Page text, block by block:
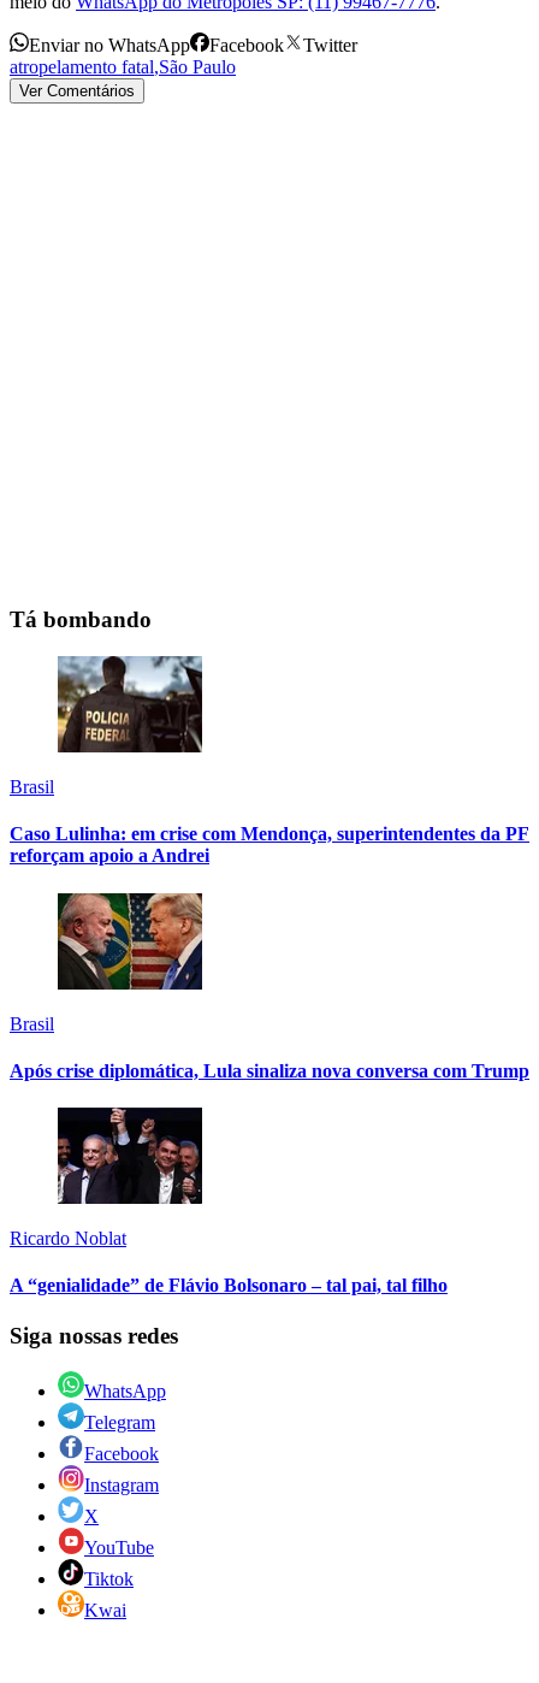
Enviar no WhatsApp Facebook
Twitter
atropelamento fatal,São Paulo
Ver Comentários
Tá bombando
Brasil
Caso Lulinha: em crise com Mendonça, superintendentes da PF
reforçam apoio a Andrei
Brasil
Após crise diplomática, Lula sinaliza nova conversa com Trump
Ricardo Noblat
A “genialidade” de Flávio Bolsonaro – tal pai, tal filho
Siga nossas redes
WhatsApp
Telegram
Facebook
Instagram
X
YouTube
Tiktok
Kwai